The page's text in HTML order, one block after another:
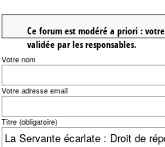
Ce forum est modéré a priori :
validée par les responsables.
Votre nom
Votre adresse email
Titre (obligatoire)